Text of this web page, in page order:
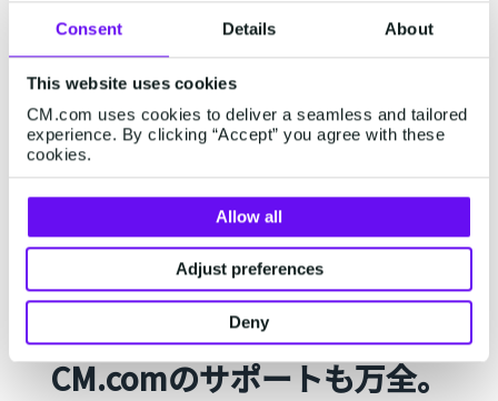
Consent Details About
This website uses cookies
CM.com uses cookies to deliver a seamless and tailored
experience. By clicking “Accept” you agree with these
cookies.
Allow all
Adjust preferences
Deny
求めている対応を実現
多種多様な問い合わせにも、HALOが臨
機応変に質問をすることで顧客のニー
ズに合わせて情報の提供、メールの送
信、設定の変更までを実現できます。
マニュアルや利用ガイドをチ
ャット形式に
紙やPDFで配布せず、チャットで
HALOで製品情報などをPDFやURLでア
ップして、ユーザーの質問に答える形
で迅速にサポートを実現
簡単にAIエンジンとナレッジを
作成し、AIを活用。もちろん
CM.comのサポートも万全。